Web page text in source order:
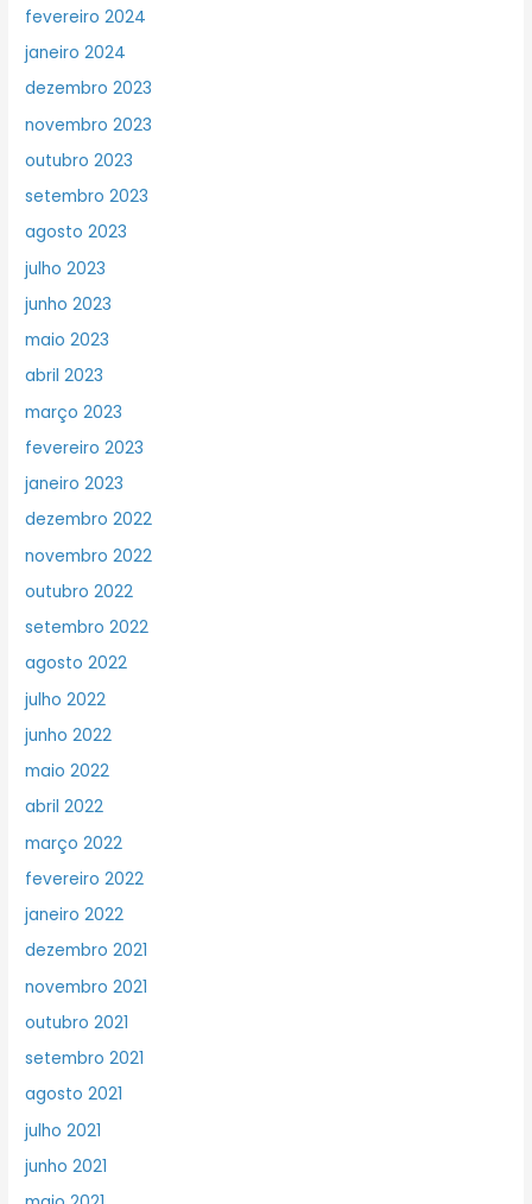
fevereiro 2024
janeiro 2024
dezembro 2023
novembro 2023
outubro 2023
setembro 2023
agosto 2023
julho 2023
junho 2023
maio 2023
abril 2023
março 2023
fevereiro 2023
janeiro 2023
dezembro 2022
novembro 2022
outubro 2022
setembro 2022
agosto 2022
julho 2022
junho 2022
maio 2022
abril 2022
março 2022
fevereiro 2022
janeiro 2022
dezembro 2021
novembro 2021
outubro 2021
setembro 2021
agosto 2021
julho 2021
junho 2021